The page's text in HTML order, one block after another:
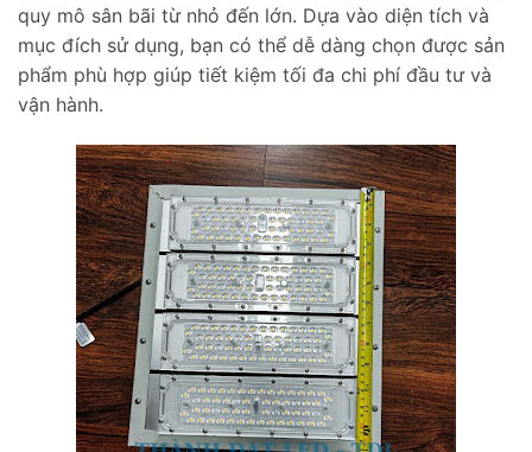
quy mô sân bãi từ nhỏ đến lớn. Dựa vào diện tích và
mục đích sử dụng, bạn có thể dễ dàng chọn được sản
phẩm phù hợp giúp tiết kiệm tối đa chi phí đầu tư và
vận hành.